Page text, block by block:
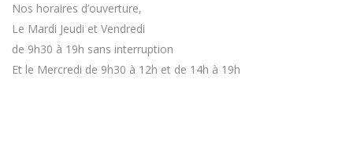
Nos horaires d’ouverture,
Le Mardi Jeudi et Vendredi
de 9h30 à 19h sans interruption
Et le Mercredi de 9h30 à 12h et de 14h à 19h